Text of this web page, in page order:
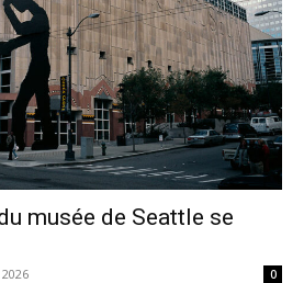
musée de Seattle se
0